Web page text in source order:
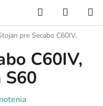
Hľadať
KOŠÍK
pre Secabo C60IV,
C60IV,
S60